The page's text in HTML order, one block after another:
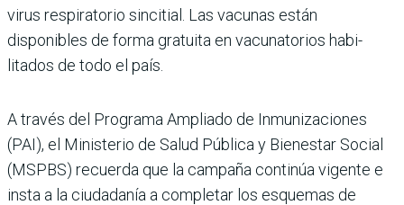
virus respiratorio sincitial. Las vacu­nas están
disponibles de forma gratuita en vacunatorios habi­
litados de todo el país.
A través del Programa Ampliado de Inmunizacio­nes
(PAI), el Ministerio de Salud Pública y Bienestar Social
(MSPBS) recuerda que la campaña continúa vigente e
insta a la ciudadanía a com­pletar los esquemas de